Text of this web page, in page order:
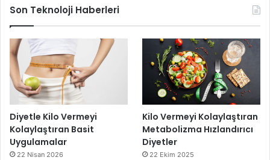
Son Teknoloji Haberleri
Diyetle Kilo Vermeyi
Kolaylaştıran Basit
Uygulamalar
22 Nisan 2026
Kilo Vermeyi Kolaylaştıran
Metabolizma Hızlandırıcı
Diyetler
22 Ekim 2025